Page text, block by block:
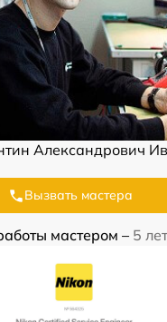
Александрович
Вызвать мастера
мастером – 5